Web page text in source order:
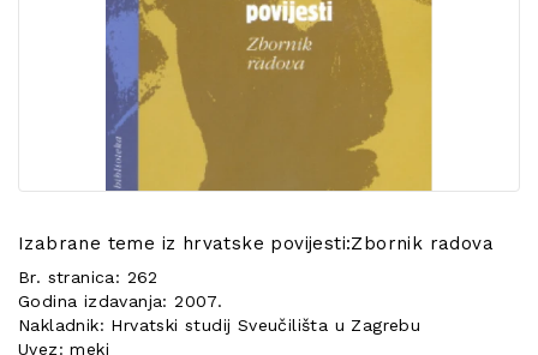
POSEBNA
Izabrane teme iz hrvatske povijesti:Zbornik radova
Br. stranica: 262
Godina izdavanja: 2007.
Nakladnik: Hrvatski studij Sveučilišta u Zagrebu
Uvez: meki